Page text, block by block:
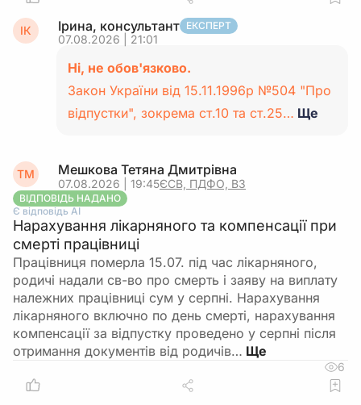
ІК Ірина, консультант ЕКСПЕРТ
07.08.2026 | 21:01
Ні, не обов'язково.
Закон України від 15.11.1996р №504 "Про
відпустки", зокрема ст.10 та ст.25… Ще
ТМ Мешкова Тетяна Дмитрівна
07.08.2026 | 19:45ЄСВ, ПДФО, ВЗ
ВІДПОВІДЬ НАДАНО
Є відповідь АІ
Нарахування лікарняного та компенсації при
смерті працівниці
Працівниця померла 15.07. під час лікарняного,
родичі надали св-во про смерть і заяву на виплату
належних працівниці сум у серпні. Нарахування
лікарняного включно по день смерті, нарахування
компенсації за відпустку проведено у серпні після
отримання документів від родичів…
6